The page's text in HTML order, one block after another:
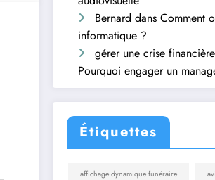
Bernard dansComment
informatique ?
gérer une crise
Pourquoi engager un
Étiquettes
affichage dynamique funéraire